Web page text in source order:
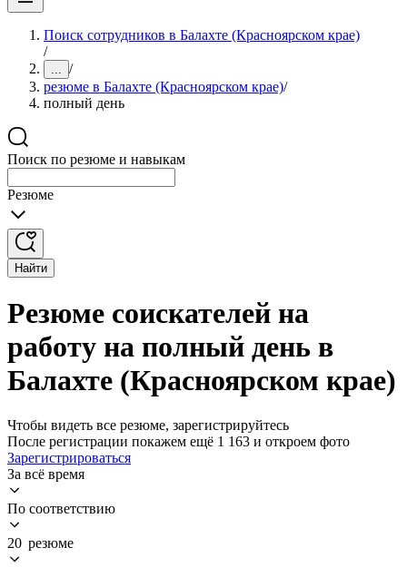
Поиск сотрудников в Балахте (Красноярском крае)
/
... /
резюме в Балахте (Красноярском крае)/
полный день
Поиск по резюме и навыкам
Резюме
Найти
Резюме соискателей на
работу на полный день в
Балахте (Красноярском крае)
Чтобы видеть все резюме, зарегистрируйтесь
После регистрации покажем ещё 1 163 и откроем фото
Зарегистрироваться
За всё время
По соответствию
20 резюме